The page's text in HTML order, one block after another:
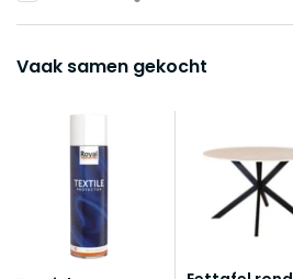
Vaak samen gekocht